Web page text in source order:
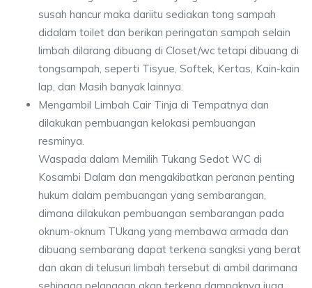
susah hancur maka dariitu sediakan tong sampah
didalam toilet dan berikan peringatan sampah selain
limbah dilarang dibuang di Closet/wc tetapi dibuang di
tongsampah, seperti Tisyue, Softek, Kertas, Kain-kain
lap, dan Masih banyak lainnya.
Mengambil Limbah Cair Tinja di Tempatnya dan
dilakukan pembuangan kelokasi pembuangan
resminya.
Waspada dalam Memilih Tukang Sedot WC di
Kosambi Dalam dan mengakibatkan peranan penting
hukum dalam pembuangan yang sembarangan,
dimana dilakukan pembuangan sembarangan pada
oknum-oknum TUkang yang membawa armada dan
dibuang sembarang dapat terkena sangksi yang berat
dan akan di telusuri limbah tersebut di ambil darimana
sehingga pelanggan akan terkena dampaknya juga.